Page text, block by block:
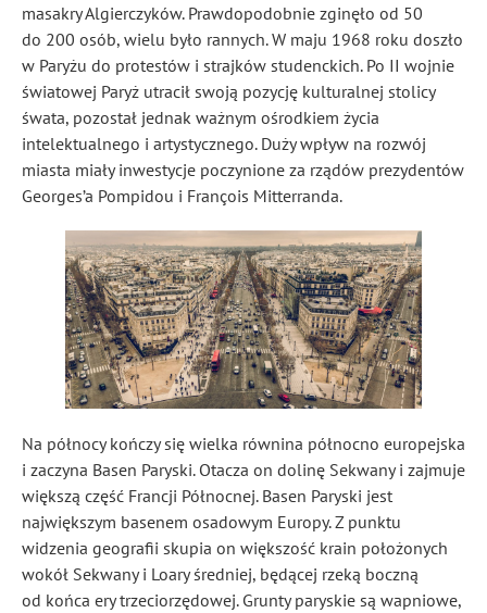
masakry Algierczyków. Prawdopodobnie zginęło od 50
do 200 osób, wielu było rannych. W maju 1968 roku doszło
w Paryżu do protestów i strajków studenckich. Po II wojnie
światowej Paryż utracił swoją pozycję kulturalnej stolicy
śwata, pozostał jednak ważnym ośrodkiem życia
intelektualnego i artystycznego. Duży wpływ na rozwój
miasta miały inwestycje poczynione za rządów prezydentów
Georges’a Pompidou i François Mitterranda.
Na północy kończy się wielka równina północno europejska
i zaczyna Basen Paryski. Otacza on dolinę Sekwany i zajmuje
większą część Francji Północnej. Basen Paryski jest
największym basenem osadowym Europy. Z punktu
widzenia geografii skupia on większość krain położonych
wokół Sekwany i Loary średniej, będącej rzeką boczną
od końca ery trzeciorzędowej. Grunty paryskie są wapniowe,